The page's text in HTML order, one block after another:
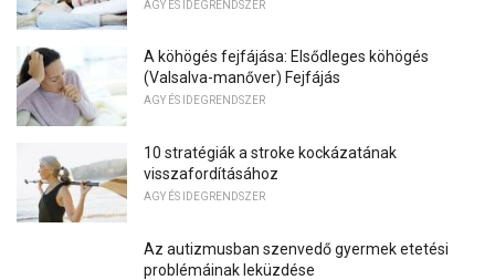
AGY ÉS IDEGRENDSZER
A köhögés fejfájása: Elsődleges köhögés
(Valsalva-manőver) Fejfájás
AGY ÉS IDEGRENDSZER
10 stratégiák a stroke kockázatának
visszafordításához
AGY ÉS IDEGRENDSZER
Az autizmusban szenvedő gyermek etetési
problémáinak leküzdése